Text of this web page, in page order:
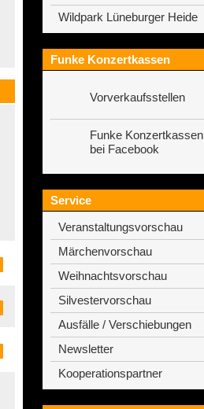
Wildpark Lüneburger Heide
Funke Konzertkassen
Vorverkaufsstellen
Funke Konzertkassen
bei Facebook
Service
Veranstaltungsvorschau
Märchenvorschau
Weihnachtsvorschau
Silvestervorschau
Ausfälle / Verschiebungen
Newsletter
Kooperationspartner